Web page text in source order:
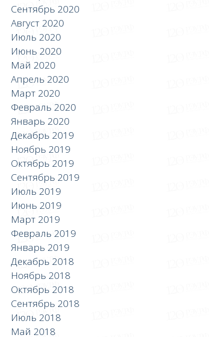
Сентябрь 2020
Август 2020
Июль 2020
Июнь 2020
Май 2020
Апрель 2020
Март 2020
Февраль 2020
Январь 2020
Декабрь 2019
Ноябрь 2019
Октябрь 2019
Сентябрь 2019
Июль 2019
Июнь 2019
Март 2019
Февраль 2019
Январь 2019
Декабрь 2018
Ноябрь 2018
Октябрь 2018
Сентябрь 2018
Июль 2018
Май 2018